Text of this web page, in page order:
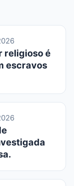
religioso é
escravos